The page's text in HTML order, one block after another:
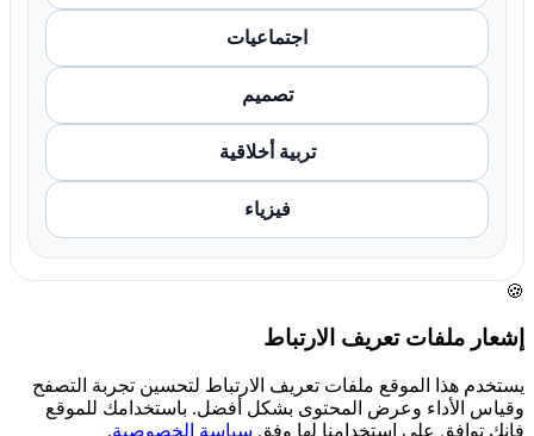
اجتماعيات
تصميم
تربية أخلاقية
فيزياء
🍪
إشعار ملفات تعريف الارتباط
يستخدم هذا الموقع ملفات تعريف الارتباط لتحسين تجربة التصفح
وقياس الأداء وعرض المحتوى بشكل أفضل. باستخدامك للموقع
فإنك توافق على استخدامنا لها وفق سياسة الخصوصية.